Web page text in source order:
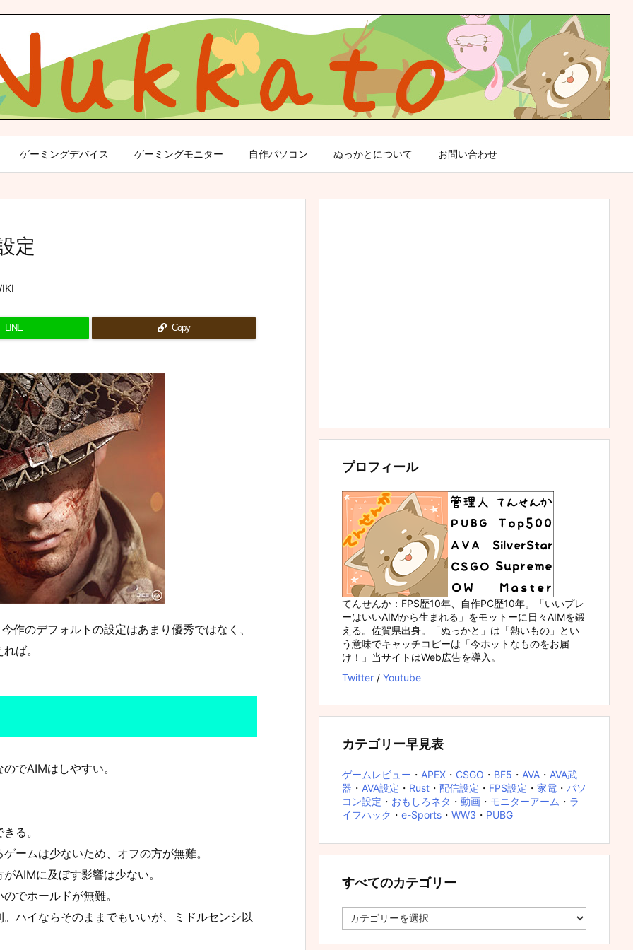
ゲーミングデバイス ゲーミングモニター 自作パソコン ぬっかとについて お問い合わせ
定
LINE Copy
作のデフォルトの設定はあまり優秀ではなく、
ば。
でAIMはしやすい。
る。
ームは少ないため、オフの方が無難。
AIMに及ぼす影響は少ない。
でホールドが無難。
ハイならそのままでもいいが、ミドルセンシ以
プロフィール
てんせんか：FPS歴10年、自作PC歴10年。「いいプレ
ーはいいAIMから生まれる」をモットーに日々AIMを鍛
える。佐賀県出身。「ぬっかと」は「熱いもの」とい
う意味でキャッチコピーは「今ホットなものをお届
け！」当サイトはWeb広告を導入。
Twitter / Youtube
カテゴリー早見表
ゲームレビュー ・ APEX ・ CSGO ・ BF5 ・ AVA ・ AVA武
器 ・ AVA設定 ・ Rust ・ 配信設定 ・ FPS設定 ・ 家電 ・ パソ
コン設定 ・ おもしろネタ ・ 動画 ・ モニターアーム ・ ラ
イフハック ・ e-Sports ・ WW3 ・ PUBG
すべてのカテゴリー
べ